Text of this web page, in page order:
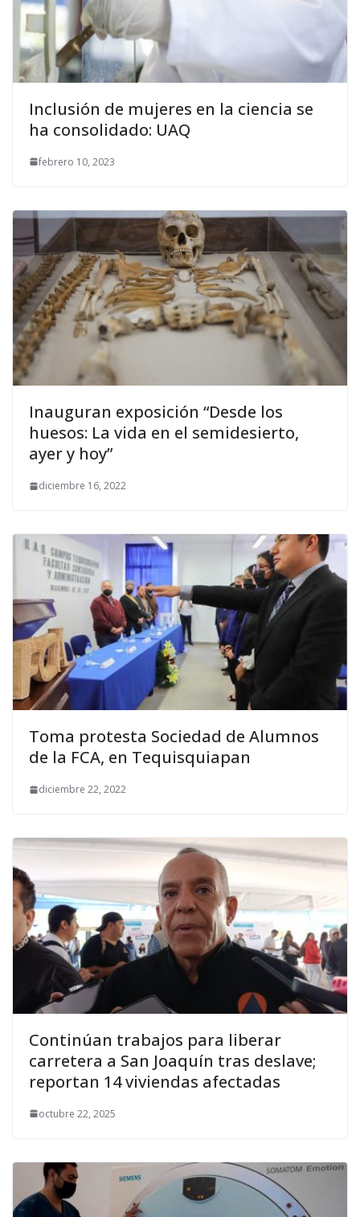
Inclusión de mujeres en la ciencia se
ha consolidado: UAQ
febrero 10, 2023
Inauguran exposición “Desde los
huesos: La vida en el semidesierto,
ayer y hoy”
diciembre 16, 2022
Toma protesta Sociedad de Alumnos
de la FCA, en Tequisquiapan
diciembre 22, 2022
Continúan trabajos para liberar
carretera a San Joaquín tras deslave;
reportan 14 viviendas afectadas
octubre 22, 2025